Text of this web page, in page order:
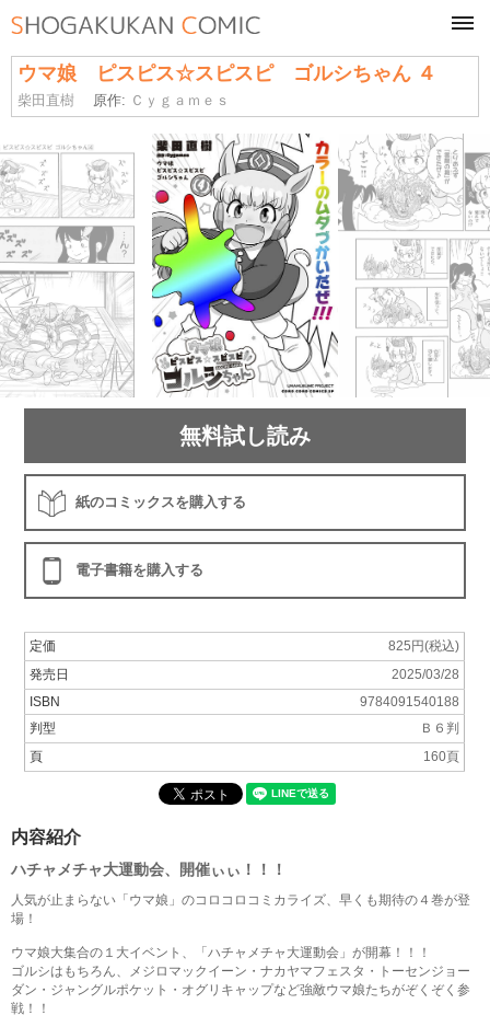
ウマ娘 ピスピス☆スピスピ ゴルシちゃん ４
柴田直樹 原作: Ｃｙｇａｍｅｓ
無料試し読み
紙のコミックスを購入する
電子書籍を購入する
定価
825円(税込)
発売日
2025/03/28
ISBN
9784091540188
判型
Ｂ６判
頁
160頁
内容紹介
ハチャメチャ大運動会、開催ぃぃ！！！
人気が止まらない「ウマ娘」のコロコロコミカライズ、早くも期待の４巻が登
場！
ウマ娘大集合の１大イベント、「ハチャメチャ大運動会」が開幕！！！
ゴルシはもちろん、メジロマックイーン・ナカヤマフェスタ・トーセンジョー
ダン・ジャングルポケット・オグリキャップなど強敵ウマ娘たちがぞくぞく参
戦！！